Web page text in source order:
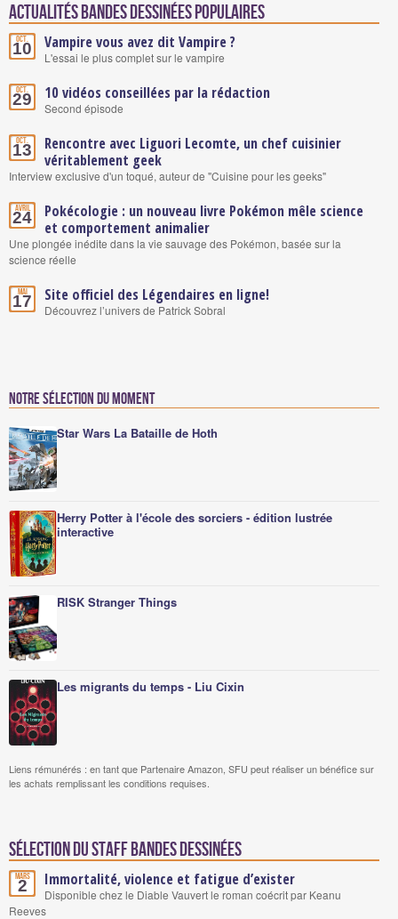
Actualités Bandes Dessinées populaires
Oct.
10 Vampire vous avez dit Vampire ?
L'essai le plus complet sur le vampire
Oct.
29 10 vidéos conseillées par la rédaction
Second épisode
Oct.
13
Rencontre avec Liguori Lecomte, un chef cuisinier
véritablement geek
Interview exclusive d'un toqué, auteur de "Cuisine pour les geeks"
Avril
24
Pokécologie : un nouveau livre Pokémon mêle science
et comportement animalier
Une plongée inédite dans la vie sauvage des Pokémon, basée sur la
science réelle
Mai
17 Site officiel des Légendaires en ligne!
Découvrez l’univers de Patrick Sobral
Notre sélection du moment
Star Wars La Bataille de Hoth
Herry Potter à l'école des sorciers - édition lustrée
interactive
RISK Stranger Things
Les migrants du temps - Liu Cixin
Liens rémunérés : en tant que Partenaire Amazon, SFU peut réaliser un bénéfice sur
les achats remplissant les conditions requises.
Sélection du staff Bandes Dessinées
Mars
2 Immortalité, violence et fatigue d’exister
Disponible chez le Diable Vauvert le roman coécrit par Keanu
Reeves